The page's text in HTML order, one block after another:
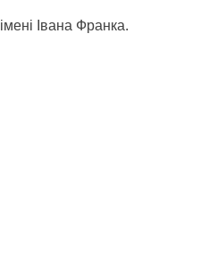
Івана Франка.